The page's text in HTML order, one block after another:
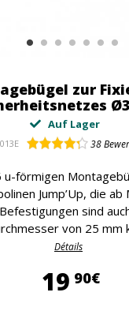
zur
Auf Lager
38
u-förmigen
Jump’Up, die
sind
von 25 mm
Détails
19 90€